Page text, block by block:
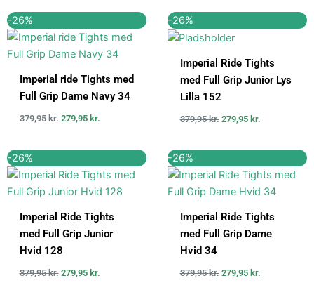
-26%
Imperial ride Tights med
Full Grip Dame Navy 34
379,95kr.
oprindelige
pris
var:
279,95 kr.
aktuelle
pris
er:
-26%
Imperial Ride Tights
med Full Grip Junior Lys
Lilla 152
379,95kr.
oprindelige
pris
379,95 kr..
279,95 kr.
aktuelle
279,95 kr..
-26%
Imperial Ride Tights
med Full Grip Junior
Hvid 128
379,95kr.
oprindelige
pris
var:
279,95 kr.
aktuelle
pris
er:
-26%
Imperial Ride Tights
med Full Grip Dame
Hvid 34
379,95kr.
oprindelige
pris
var:
279,95 kr.
aktuelle
pris
er: